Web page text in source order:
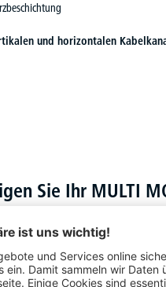
und horizontalen
Sie Ihr MULTI